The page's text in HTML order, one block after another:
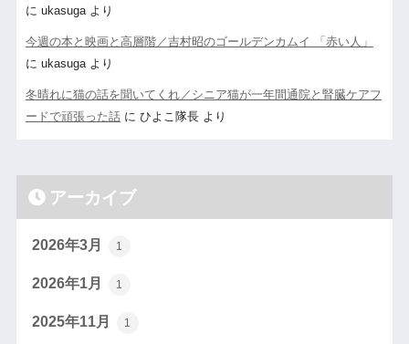
に ukasugaより
今週の本と映画と高層階／吉村昭のゴールデンカムイ 「赤い人」
に ukasugaより
冬晴れに猫の話を聞いてくれ／シニア猫が一年間通院と腎臓ケアフ
ードで頑張った話に ひよこ隊長より
アーカイブ
2026年3月 1
2026年1月 1
2025年11月 1